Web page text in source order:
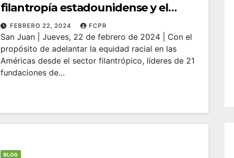
filantropía estadounidense y el
Caribe se reúnen en Puerto Rico para
conversar sobre racismo, sus
repercusiones y acciones para lograr
la equidad racial
FEBRERO 22, 2024 FCPR
San Juan | Jueves, 22 de febrero de 2024 | Con el
propósito de adelantar la equidad racial en las
Américas desde el sector filantrópico, líderes de 21
fundaciones de…
BLOG